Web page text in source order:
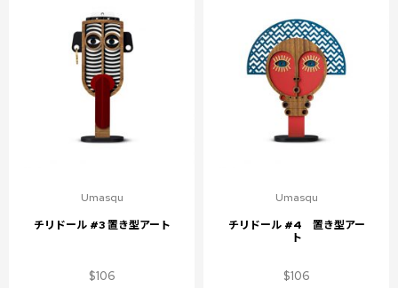
Umasqu
チリドール #3 置き型アート
$106
Umasqu
チリドール #4 置き型アー
ト
$106